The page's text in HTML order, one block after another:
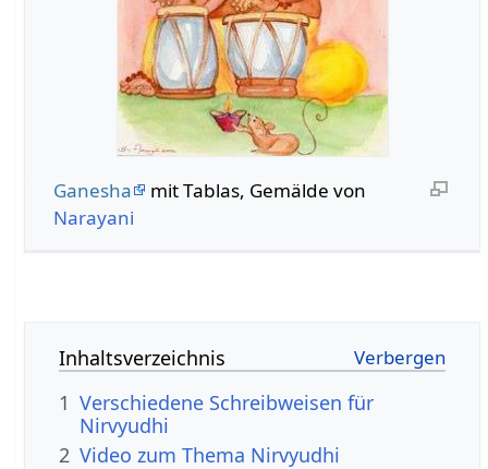
Ganesha
mit Tablas, Gemälde von
Narayani
Inhaltsverzeichnis
1 Verschiedene Schreibweisen für
Nirvyudhi
2 Video zum Thema Nirvyudhi